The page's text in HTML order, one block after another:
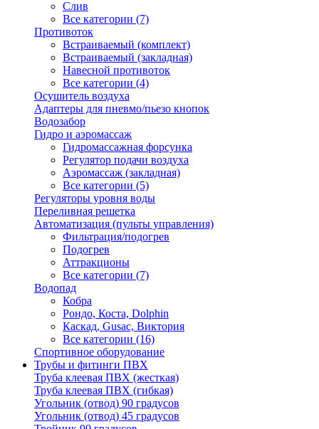
Слив
Все категории (7)
Противоток
Встраиваемый (комплект)
Встраиваемый (закладная)
Навесной противоток
Все категории (4)
Осушитель воздуха
Адаптеры для пневмо/пьезо кнопок
Водозабор
Гидро и аэромассаж
Гидромассажная форсунка
Регулятор подачи воздуха
Аэромассаж (закладная)
Все категории (5)
Регуляторы уровня воды
Переливная решетка
Автоматизация (пульты управления)
Фильтрация/подогрев
Подогрев
Аттракционы
Все категории (7)
Водопад
Кобра
Рондо, Коста, Dolphin
Каскад, Gusac, Виктория
Все категории (16)
Спортивное оборудование
Трубы и фитинги ПВХ
Труба клеевая ПВХ (жесткая)
Труба клеевая ПВХ (гибкая)
Угольник (отвод) 90 градусов
Угольник (отвод) 45 градусов